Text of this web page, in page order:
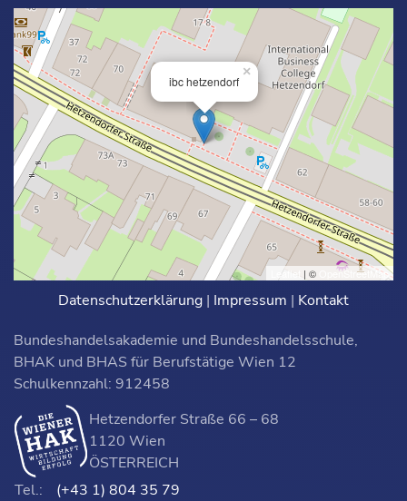
ibc hetzendorf
×
Leaflet | © OpenStreetMap
Datenschutzerklärung | Impressum | Kontakt
Bundeshandelsakademie und Bundeshandelsschule,
BHAK und BHAS für Berufstätige Wien 12
Schulkennzahl: 912458
Hetzendorfer Straße 66 – 68
1120 Wien
ÖSTERREICH
Tel.:
(+43 1) 804 35 79